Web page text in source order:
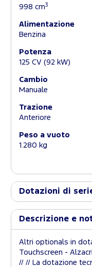
998 cm3
Alimentazione
Benzina
Potenza
125 CV (92 kW)
Cambio
Manuale
Trazione
Anteriore
Peso a vuoto
1.280 kg
Dotazioni di
Descrizione e
Altri optionals in
Touchscreen -
// // La dotazione